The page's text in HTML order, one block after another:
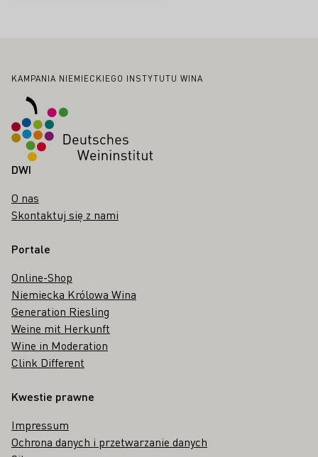
Stopka
KAMPANIA NIEMIECKIEGO INSTYTUTU WINA
DWI
O nas
Skontaktuj się z nami
Portale
Online-Shop
Niemiecka Królowa Wina
Generation Riesling
Weine mit Herkunft
Wine in Moderation
Clink Different
Kwestie prawne
Impressum
Ochrona danych i przetwarzanie danych